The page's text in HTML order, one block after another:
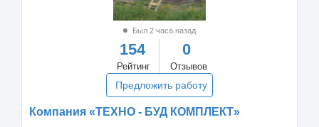
Был 2 часа назад
154
Рейтинг
0
Отзывов
Предложить работу
Компания «ТЕХНО - БУД КОМПЛЕКТ»